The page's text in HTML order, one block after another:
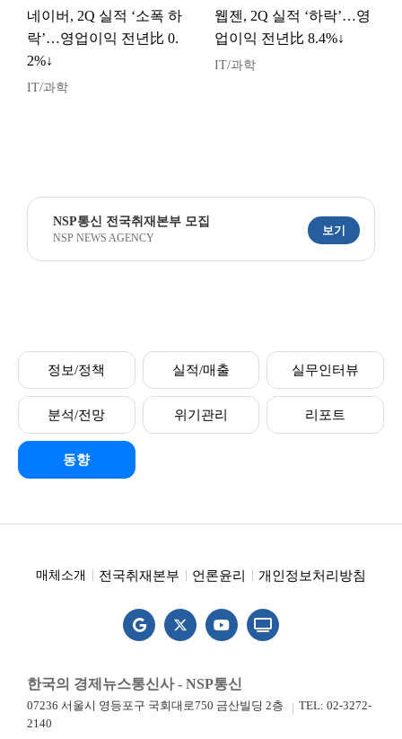
네이버, 2Q 실적 ‘소폭 하
락’…영업이익 전년比 0.
2%↓
IT/과학
웹젠, 2Q 실적 ‘하락’…영
업이익 전년比 8.4%↓
IT/과학
NSP통신 전국취재본부 모집
NSP NEWS AGENCY
보기
정보/정책 실적/매출 실무인터뷰
분석/전망 위기관리 리포트
동향
매체소개 전국취재본부 언론윤리 개인정보처리방침
한국의 경제뉴스통신사 - NSP통신
07236 서울시 영등포구 국회대로750 금산빌딩 2층
TEL: 02-3272-
2140